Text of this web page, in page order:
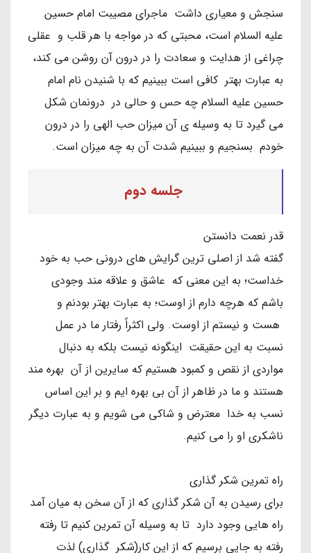
سنجش و معیاری داشت ماجرای مصیبت امام حسین
علیه السلام است، محبتی که در مواجه با هر قلب و عقلی
چراغی از هدایت و سعادت را در درون آن روشن می کند،
به عبارت بهتر کافی است ببینیم که با شنیدن نام امام
حسین علیه السلام چه حس و حالی در درونمان شکل
می گیرد تا به وسیله ی آن میزان حب الهی را در درون
خودم بسنجیم و ببینیم شدت آن به چه میزان است.
جلسه دوم
قدر نعمت‌ دانستن
گفته شد از اصلی ترین گرایش های درونی حب به خود
خداست؛ به این معنی که عاشق و علاقه مند وجودی
باشم که هرچه دارم از اوست؛ به عبارت بهتر بودنم و
هست و نیستم از اوست. ولی اکثراً رفتار ما در عمل
نسبت به این حقیقت اینگونه نیست بلکه به دنبال
مواردی از نقص و کمبود هستیم که سایرین از آن بهره مند
هستند و ما در ظاهر از آن بی بهره ایم و بر این اساس
نسب به خدا معترض و شاکی می شویم و به عبارت دیگر
ناشکری او را می کنیم.
راه تمرین شکر گذاری
برای رسیدن به آن شکر گذاری که از آن سخن به میان آمد
راه هایی وجود دارد تا به وسیله آن تمرین کنیم تا رفته
رفته به جایی برسیم که از این کار(شکر گذاری) لذت